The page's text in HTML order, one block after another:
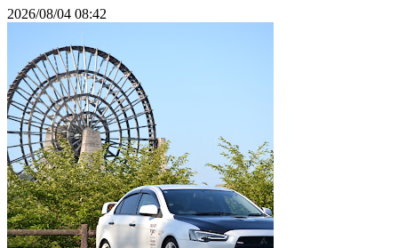
2026/08/04 08:42